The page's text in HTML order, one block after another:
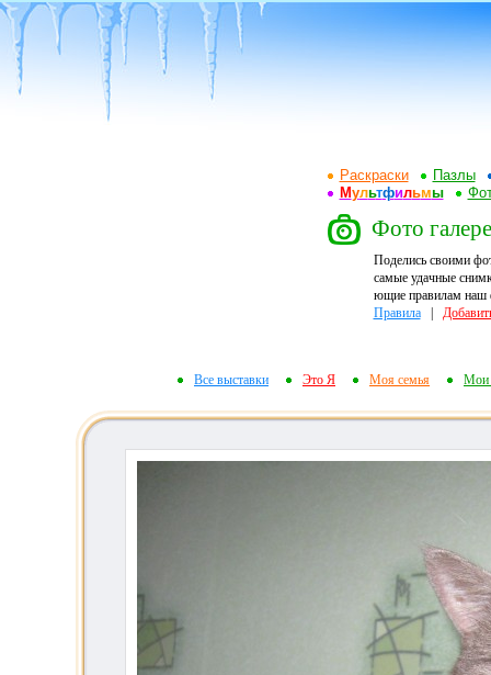
Раскраски
Пазлы
Мультфильмы
Фото
Поделись своими
самые удачные
ющие правилам наш
Правила|
Все выставки Это Я Моя семья Мои